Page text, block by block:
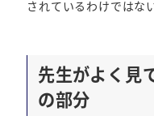
されているわけではな
先生がよく見
の部分